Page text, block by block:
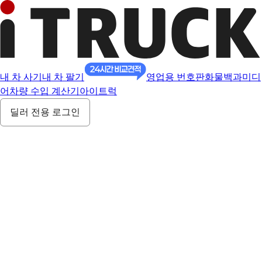
내 차 사기 내 차 팔기 영업용 번호판화물백과미디
어 차량 수입 계산기 아이트럭
딜러 전용 로그인